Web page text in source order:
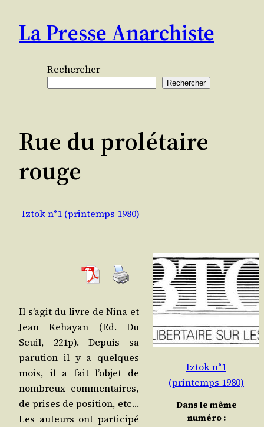
contenu
La Presse Anarchiste
Rechercher
Rechercher
Rue du prolétaire
rouge
Iztok n°1 (printemps 1980)
Il s’a­git du livre de Nina et
Jean Kehayan (Ed. Du
Seuil, 221p). Depuis sa
paru­tion il y a quelques
mois, il a fait l’ob­jet de
nom­breux com­men­taires,
de prises de posi­tion, etc…
Les auteurs ont par­ti­ci­pé
Iztok n°1
(printemps 1980)
Dans le même
numéro :